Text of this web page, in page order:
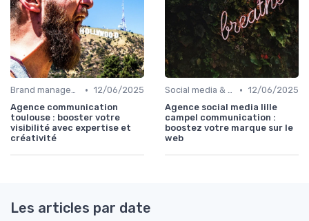
Brand management & branding • 12/06/2025
Agence communication
toulouse : booster votre
visibilité avec expertise et
créativité
Social media & e-réputation • 12/06/2025
Agence social media lille
campel communication :
boostez votre marque sur le
web
Les articles par date